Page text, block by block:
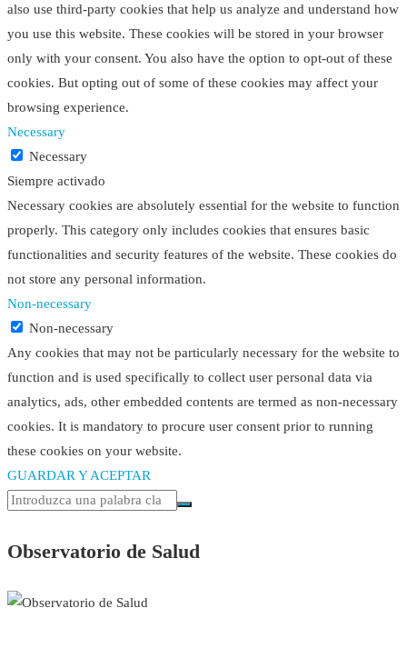
also use third-party cookies that help us analyze and understand how
you use this website. These cookies will be stored in your browser
only with your consent. You also have the option to opt-out of these
cookies. But opting out of some of these cookies may affect your
browsing experience.
Necessary
Necessary
Siempre activado
Necessary cookies are absolutely essential for the website to function
properly. This category only includes cookies that ensures basic
functionalities and security features of the website. These cookies do
not store any personal information.
Non-necessary
Non-necessary
Any cookies that may not be particularly necessary for the website to
function and is used specifically to collect user personal data via
analytics, ads, other embedded contents are termed as non-necessary
cookies. It is mandatory to procure user consent prior to running
these cookies on your website.
GUARDAR Y ACEPTAR
Observatorio de Salud